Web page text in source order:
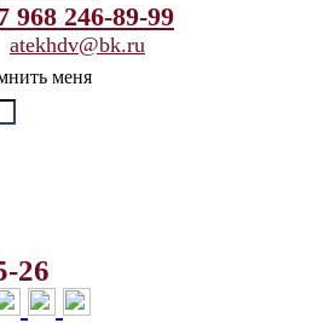
меня
968 246-89-99
atekhdv@bk.ru
26